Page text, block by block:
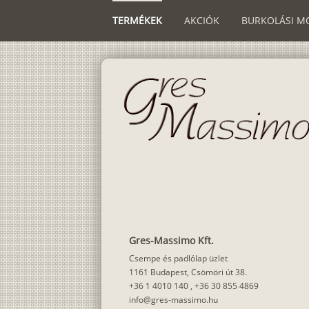
TERMÉKEK AKCIÓK BURKOLÁSI
Gres-Massimo Kft.
Csempe és padlólap üzlet
1161 Budapest, Csömöri út 38.
+36 1 4010 140 , +36 30 855 4869
info@gres-massimo.hu